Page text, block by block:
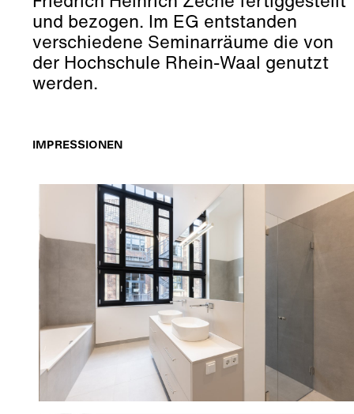
und bezogen. Im EG entstanden
verschiedene Seminarräume die von
der Hochschule Rhein-Waal genutzt
werden.
IMPRESSIONEN